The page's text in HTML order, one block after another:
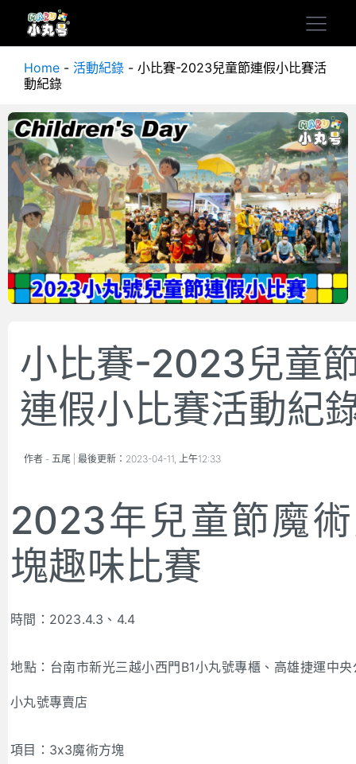
Home - 活動紀錄 - 小比賽-2023兒童節連假小比賽活
動紀錄
小比賽-2023兒童
連假小比賽活動紀
作者 - 五尾 | 最後更新： 2023-04-11, 上午12:33
2023年兒童節魔
塊趣味比賽
時間：2023.4.3、4.4
地點：台南市新光三越小西門B1小丸號專櫃、高雄捷運中
小丸號專賣店
項目：3x3魔術方塊